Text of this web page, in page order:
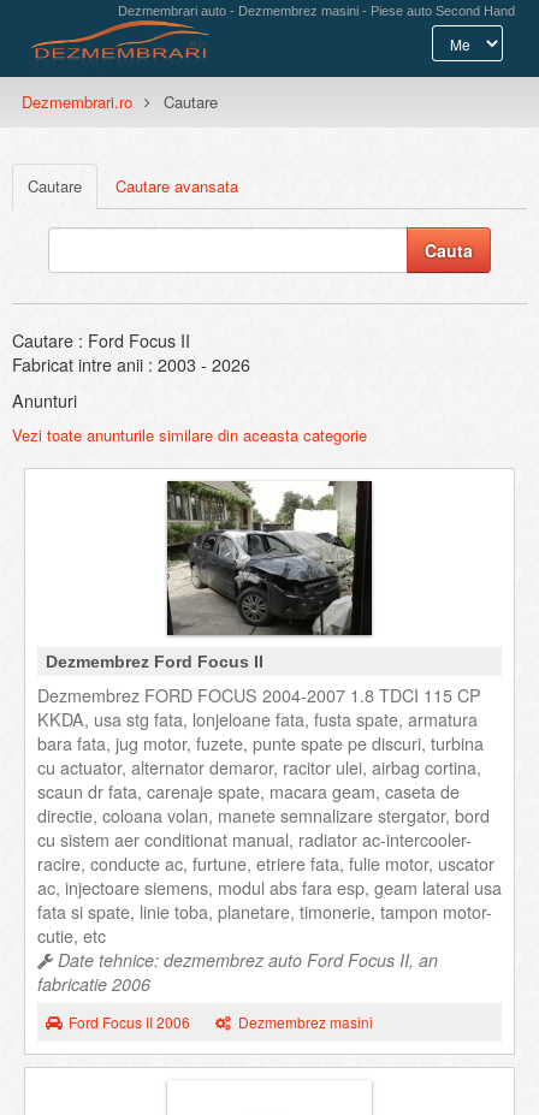
Dezmembrari auto - Dezmembrez masini - Piese auto Second Hand
Dezmembrari.ro Cautare
Cautare Cautare avansata
Cautare : Ford Focus II
Fabricat intre anii : 2003 - 2026
Anunturi
Vezi toate anunturile similare din aceasta categorie
Dezmembrez Ford Focus II
Dezmembrez FORD FOCUS 2004-2007 1.8 TDCI 115 CP
KKDA, usa stg fata, lonjeloane fata, fusta spate, armatura
bara fata, jug motor, fuzete, punte spate pe discuri, turbina
cu actuator, alternator demaror, racitor ulei, airbag cortina,
scaun dr fata, carenaje spate, macara geam, caseta de
directie, coloana volan, manete semnalizare stergator, bord
cu sistem aer conditionat manual, radiator ac-intercooler-
racire, conducte ac, furtune, etriere fata, fulie motor, uscator
ac, injectoare siemens, modul abs fara esp, geam lateral usa
fata si spate, linie toba, planetare, timonerie, tampon motor-
cutie, etc
Date tehnice: dezmembrez auto Ford Focus II, an
fabricatie 2006
Ford Focus II 2006 Dezmembrez masini